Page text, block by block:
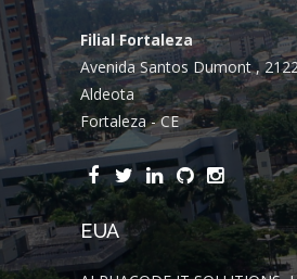
Filial Fortaleza
Avenida Santos Dumont ,
Aldeota
Fortaleza - CE
EUA